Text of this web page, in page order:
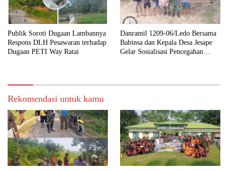
Publik Soroti Dugaan Lambannya
Respons DLH Pesawaran terhadap
Dugaan PETI Way Ratai
Danramil 1209-06/Ledo Bersama
Babinsa dan Kepala Desa Jesape
Gelar Sosialisasi Pencegahan
Rekomendasi untuk kamu